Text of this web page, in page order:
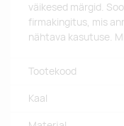
väikesed märgid.
firmakingitus, mis
nähtava kasutuse.
Tootekood
Kaal